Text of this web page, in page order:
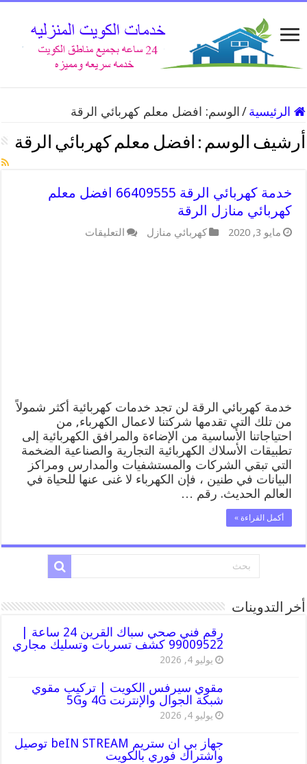
الرئيسية / الوسم: افضل معلم كهربائي الرقة
أرشيف الوسم : افضل معلم كهربائي الرقة
خدمة كهربائي الرقة 66409555 افضل معلم
كهربائي منازل الرقة
مايو 3, 2020 كهربائي منازل التعليقات
خدمة كهربائي الرقة لن تجد خدمات كهربائية أكثر شمولاً
من تلك التي تقدمها شركتنا لاعمال الكهرباء, من
احتياجاتنا الأساسية من الإضاءة والمرافق الكهربائية إلى
تطبيقات الأسلاك الكهربائية التجارية والصناعية الضخمة
التي تبقي الشركات والمستشفيات والمدارس ومراكز
البيانات في طنين ، فإن الكهرباء لا غنى عنها للحياة في
العالم الحديث. رقم …
أكمل القراءة »
أخر التدوينات
رقم فني صحي سباك القرين 24 ساعة |
99009522 كشف تسربات وتسليك مجاري
يوليو 4, 2026
مقوي سيرفس الكويت | تركيب مقوي
شبكة الجوال والإنترنت 4G و5G
يوليو 4, 2026
جهاز بي ان ستريم beIN STREAM توصيل
واشتراك فوري بالكويت